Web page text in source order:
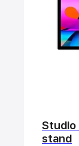
Studio
stand